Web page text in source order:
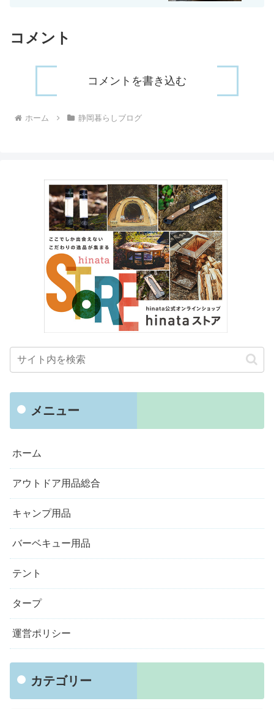
コメント
コメントを書き込む
ホーム 静岡暮らしブログ
メニュー
ホーム
アウトドア用品総合
キャンプ用品
バーベキュー用品
テント
タープ
運営ポリシー
カテゴリー